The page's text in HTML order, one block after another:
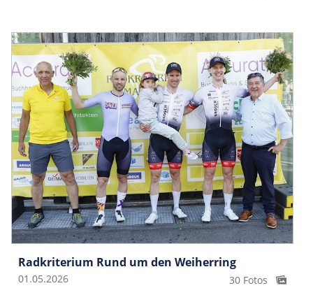
Radkriterium Rund um den Weiherring
01.05.2026 30 Fotos